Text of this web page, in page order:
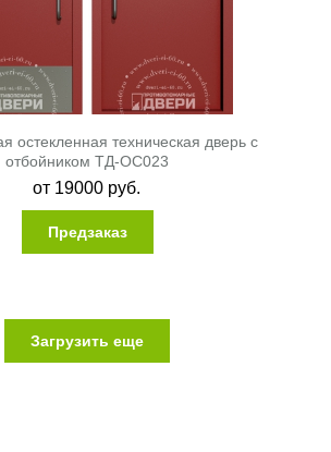
остекленная техническая дверь с
отбойником ТД-ОС023
от 19000 руб.
Предзаказ
Загрузить еще